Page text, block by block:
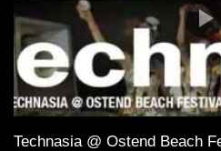
Technasia @ Ostend Beach